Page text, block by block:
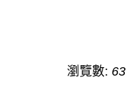
瀏覽數: 63